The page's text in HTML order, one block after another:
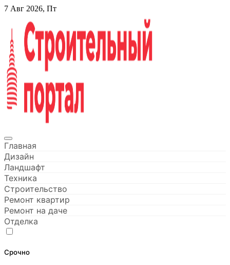
Перейти
содержанию
7 Авг 2026, Пт
Строительный портал
Главная
Дизайн
Ландшафт
Техника
Строительство
Ремонт квартир
Ремонт на даче
Отделка
Срочно